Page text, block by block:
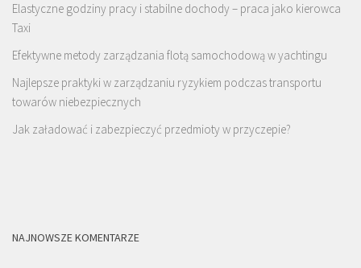
Elastyczne godziny pracy i stabilne dochody – praca jako kierowca
Taxi
Efektywne metody zarządzania flotą samochodową w yachtingu
Najlepsze praktyki w zarządzaniu ryzykiem podczas transportu
towarów niebezpiecznych
Jak załadować i zabezpieczyć przedmioty w przyczepie?
NAJNOWSZE KOMENTARZE